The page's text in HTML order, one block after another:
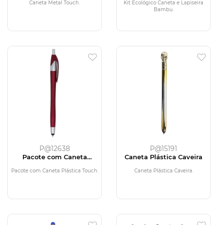
Caneta Metal Touch.
Kit Ecológico Caneta e Lapiseira
Bambu.
P@12638
Pacote com Caneta
Pacote com Caneta Plástica Touch.
P@15191
Caneta Plástica Caveira
Caneta Plástica Caveira.